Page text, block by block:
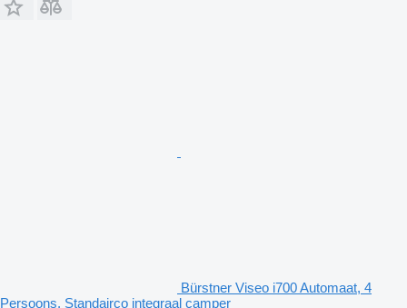
Bürstner Viseo i700 Automaat, 4
Persoons, Standairco integraal camper